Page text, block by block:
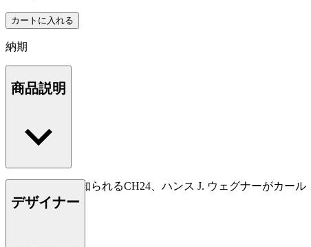
カートに入れる
納期
商品説明
Yチェアとして知られるCH24、ハンス J. ウェグナーがカー
デザイナー